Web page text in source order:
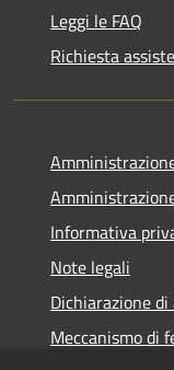
Leggi le FAQ
Richiesta
Informativa
Note legali
Dichiarazione
Meccanismo di